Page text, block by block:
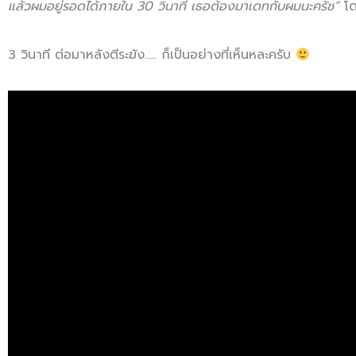
แล้วผมอยู่รอดได้ภายใน 30 วินาที เธอต้องมาเดทกับผมนะครัช”โ
3 วินาที ต่อมาหลังตีระฆัง….. ก็เป็นอย่างที่เห็นหละครับ